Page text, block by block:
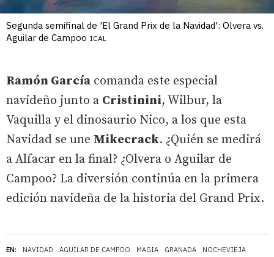
EN: NAVIDAD AGUILAR DE CAMPOO MAGIA GRANADA NOCHEVIEJA
Segunda semifinal de 'El Grand Prix de la Navidad': Olvera vs.
Aguilar de Campoo ICAL
Ramón García comanda este especial
navideño junto a Cristinini, Wilbur, la
Vaquilla y el dinosaurio Nico, a los que esta
Navidad se une Mikecrack. ¿Quién se medirá
a Alfacar en la final? ¿Olvera o Aguilar de
Campoo? La diversión continúa en la primera
edición navideña de la historia del Grand Prix.